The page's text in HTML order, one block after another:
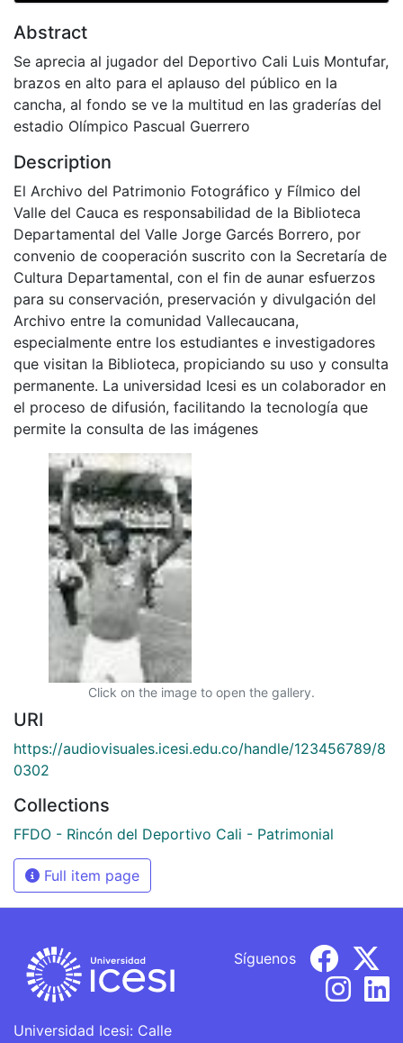
Abstract
Se aprecia al jugador del Deportivo Cali Luis Montufar,
brazos en alto para el aplauso del público en la
cancha, al fondo se ve la multitud en las graderías del
estadio Olímpico Pascual Guerrero
Description
El Archivo del Patrimonio Fotográfico y Fílmico del
Valle del Cauca es responsabilidad de la Biblioteca
Departamental del Valle Jorge Garcés Borrero, por
convenio de cooperación suscrito con la Secretaría de
Cultura Departamental, con el fin de aunar esfuerzos
para su conservación, preservación y divulgación del
Archivo entre la comunidad Vallecaucana,
especialmente entre los estudiantes e investigadores
que visitan la Biblioteca, propiciando su uso y consulta
permanente. La universidad Icesi es un colaborador en
el proceso de difusión, facilitando la tecnología que
permite la consulta de las imágenes
Click on the image to open the gallery.
URI
https://audiovisuales.icesi.edu.co/handle/123456789/8
0302
Collections
FFDO - Rincón del Deportivo Cali - Patrimonial
Full item page
Universidad Icesi: Calle
Síguenos